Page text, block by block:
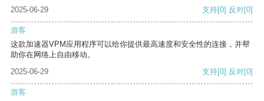
2025-06-29
支持[0] 反对[0]
游客
这款加速器VPM应用程序可以给你提供最高速度和安全性的连接，并帮
助你在网络上自由移动。
2025-06-29
支持[0] 反对[0]
游客